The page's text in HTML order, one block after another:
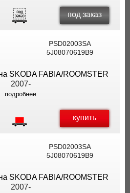
под заказ
PSD02003SA
5J08070619B9
SKODA FABIA/ROOMSTER
2007-
подробнее
купить
PSD02003SA
5J08070619B9
SKODA FABIA/ROOMSTER
2007-